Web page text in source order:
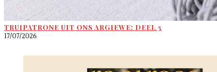
TRUIPATRONE UIT ONS ARGIEWE: DEEL 5
17/07/2026